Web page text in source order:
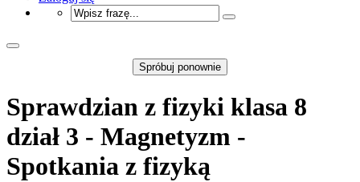
Spróbuj ponownie
Sprawdzian z fizyki klasa 8
dział 3 - Magnetyzm -
Spotkania z fizyką